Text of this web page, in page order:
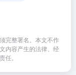
完整署名。本文不作
内容产生的法律、经
任。